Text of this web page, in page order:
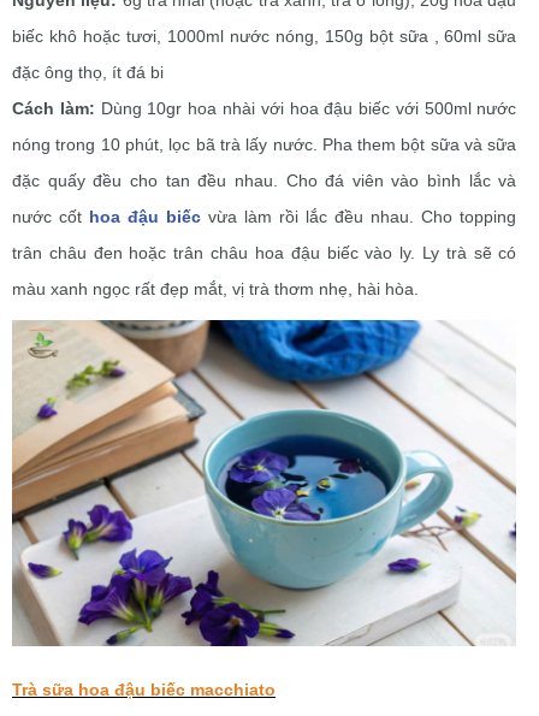
biếc khô hoặc tươi, 1000ml nước nóng, 150g bột sữa , 60ml sữa
đặc ông thọ, ít đá bi
Cách làm: Dùng 10gr hoa nhài với hoa đậu biếc với 500ml nước
nóng trong 10 phút, lọc bã trà lấy nước. Pha them bột sữa và sữa
đặc quấy đều cho tan đều nhau. Cho đá viên vào bình lắc và
nước cốt hoa đậu biếc vừa làm rồi lắc đều nhau.Cho topping
trân châu đen hoặc trân châu hoa đậu biếc vào ly. Ly trà sẽ có
màu xanh ngọc rất đẹp mắt, vị trà thơm nhẹ, hài hòa.
Trà sữa hoa đậu biếc macchiato